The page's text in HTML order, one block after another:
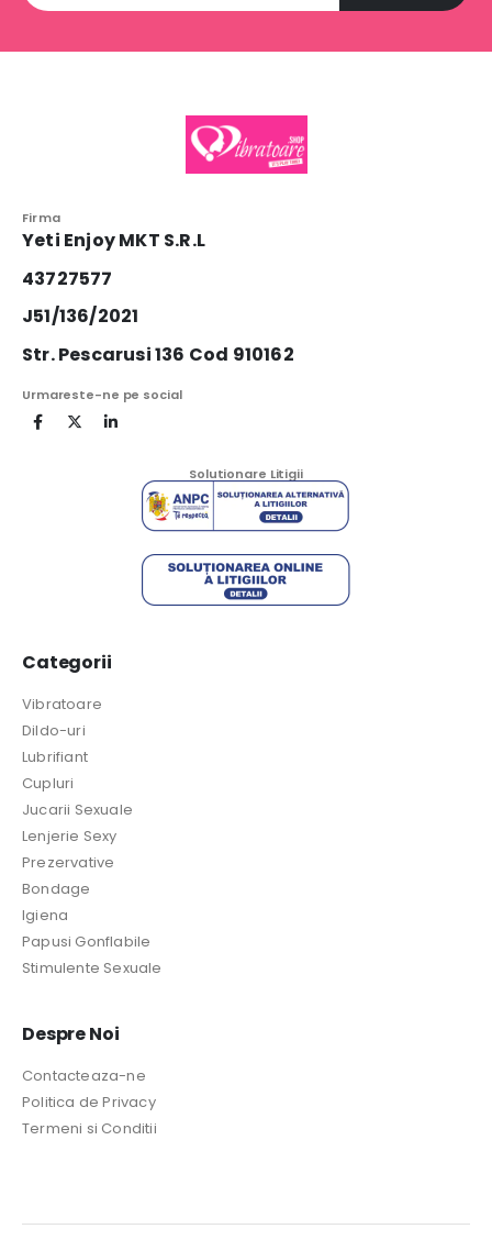
Firma
Yeti Enjoy MKT S.R.L
43727577
J51/136/2021
Str. Pescarusi 136 Cod 910162
Urmareste-ne pe social
Solutionare Litigii
Categorii
Vibratoare
Dildo-uri
Lubrifiant
Cupluri
Jucarii Sexuale
Lenjerie Sexy
Prezervative
Bondage
Igiena
Papusi Gonflabile
Stimulente Sexuale
Despre Noi
Contacteaza-ne
Politica de Privacy
Termeni si Conditii